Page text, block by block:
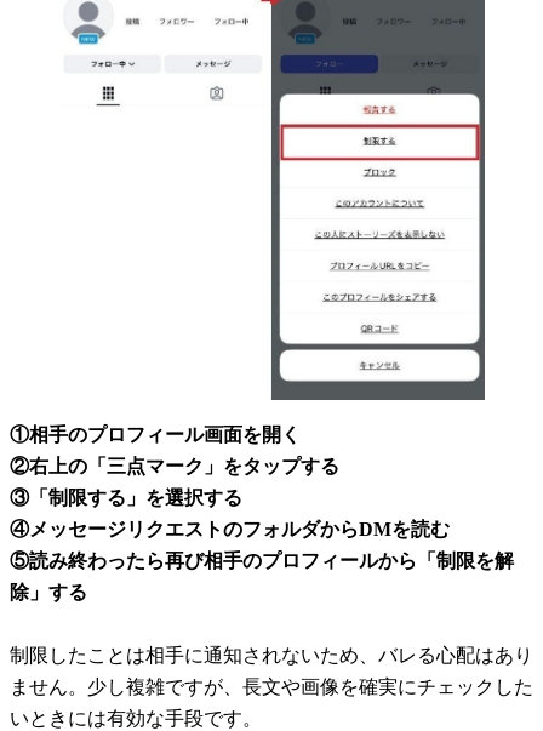
①相手のプロフィール画面を開く
②右上の「三点マーク」をタップする
③「制限する」を選択する
④メッセージリクエストのフォルダからDMを読む
⑤読み終わったら再び相手のプロフィールから「制限を解
除」する
制限したことは相手に通知されないため、バレる心配はあり
ません。少し複雑ですが、長文や画像を確実にチェックした
いときには有効な手段です。